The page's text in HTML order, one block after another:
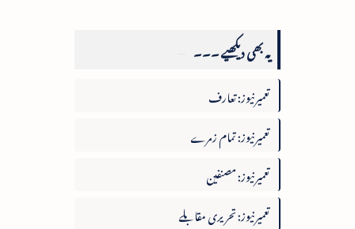
یہ بھی دیکھیے ۔۔۔
تعمیرنیوز: تعارف
تعمیرنیوز: تمام زمرے
تعمیرنیوز: مصنفین
تعمیرنیوز: تحریری مقابلے